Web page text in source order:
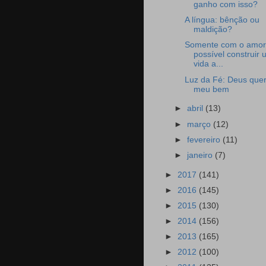
ganho com isso?
A língua: bênção ou
maldição?
Somente com o
possível construir
vida a...
Luz da Fé: Deus
meu bem
►abril (13)
► março (12)
►fevereiro (11)
► janeiro (7)
► 2017 (141)
► 2016 (145)
► 2015 (130)
► 2014 (156)
► 2013 (165)
► 2012 (100)